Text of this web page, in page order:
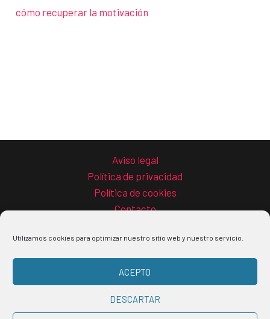
Utilizamos cookies para optimizar nuestro sitio web y nuestro servicio.
ACEPTO
DESCARTAR
cómo recuperar la motivación
Aviso legal
Política de privacidad
Política de cookies
Contacto
Copyright © 2026 La guía del teletrabajo
Buscar